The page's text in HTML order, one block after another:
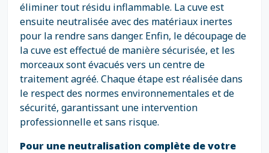
éliminer tout résidu inflammable. La cuve est
ensuite neutralisée avec des matériaux inertes
pour la rendre sans danger. Enfin, le découpage de
la cuve est effectué de manière sécurisée, et les
morceaux sont évacués vers un centre de
traitement agréé. Chaque étape est réalisée dans
le respect des normes environnementales et de
sécurité, garantissant une intervention
professionnelle et sans risque.
Pour une neutralisation complète de votre